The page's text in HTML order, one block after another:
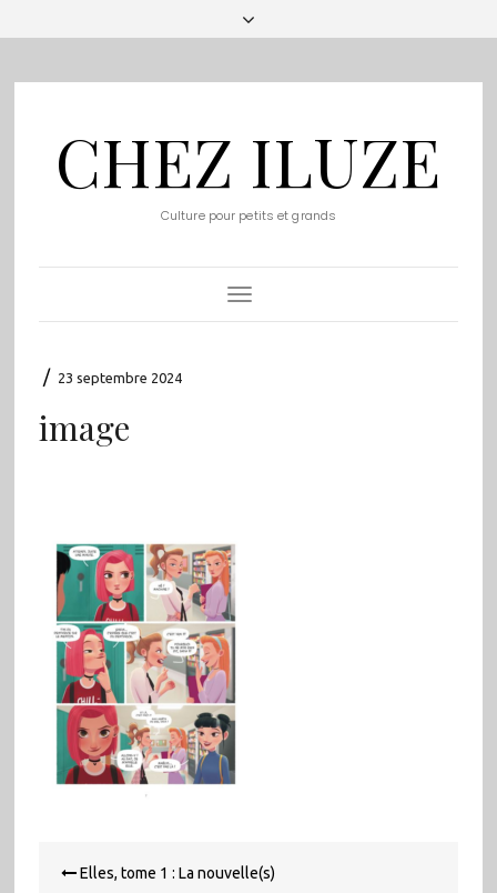
CHEZ ILUZE
Culture pour petits et grands
Toggle
Navigation
/ 23 septembre 2024
image
de Elles, tome 1 : La nouvelle(s)